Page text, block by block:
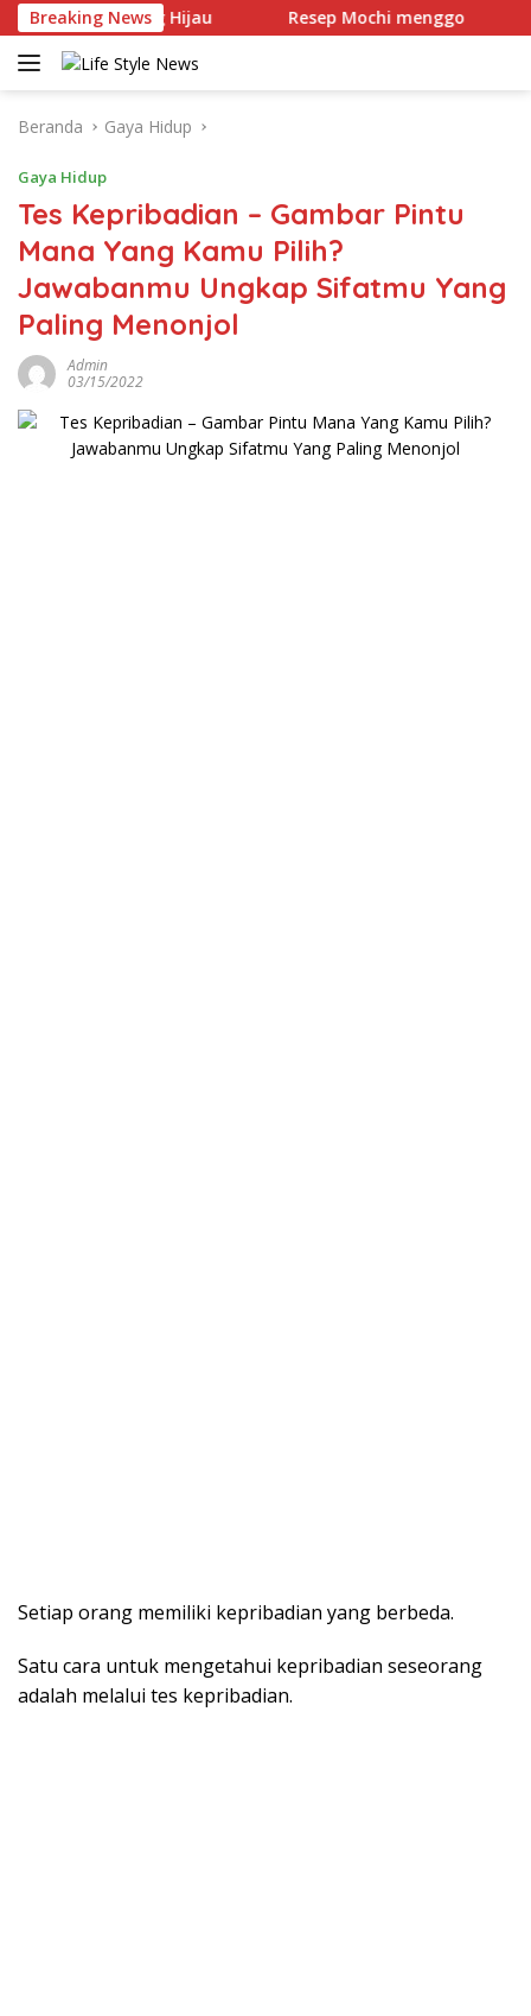
Langsung
ke
konten
Breaking News
Kacang Hijau Resep Mochi menggo
Beranda Gaya Hidup
Gaya Hidup
Tes Kepribadian – Gambar Pintu
Mana Yang Kamu Pilih?
Jawabanmu Ungkap Sifatmu Yang
Paling Menonjol
Admin
03/15/2022
Setiap orang memiliki kepribadian yang berbeda.
Satu cara untuk mengetahui kepribadian seseorang
adalah melalui tes kepribadian.